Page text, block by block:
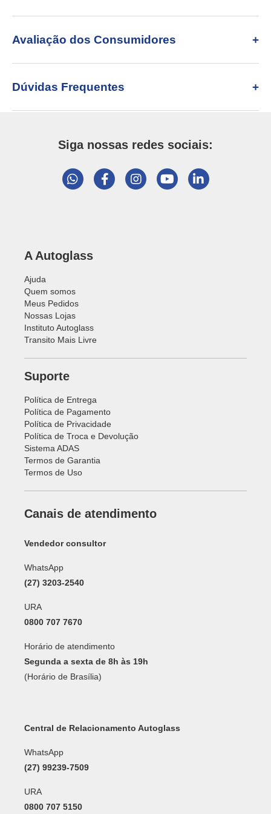
Avaliação dos Consumidores
Dúvidas Frequentes
Siga nossas redes sociais:
A Autoglass
Ajuda
Quem somos
Meus Pedidos
Nossas Lojas
Instituto Autoglass
Transito Mais Livre
Suporte
Política de Entrega
Política de Pagamento
Política de Privacidade
Política de Troca e Devolução
Sistema ADAS
Termos de Garantia
Termos de Uso
Canais de atendimento
Vendedor consultor
WhatsApp
(27) 3203-2540
URA
0800 707 7670
Horário de atendimento
Segunda a sexta de 8h às 19h
(Horário de Brasília)
Central de Relacionamento Autoglass
WhatsApp
(27) 99239-7509
URA
0800 707 5150